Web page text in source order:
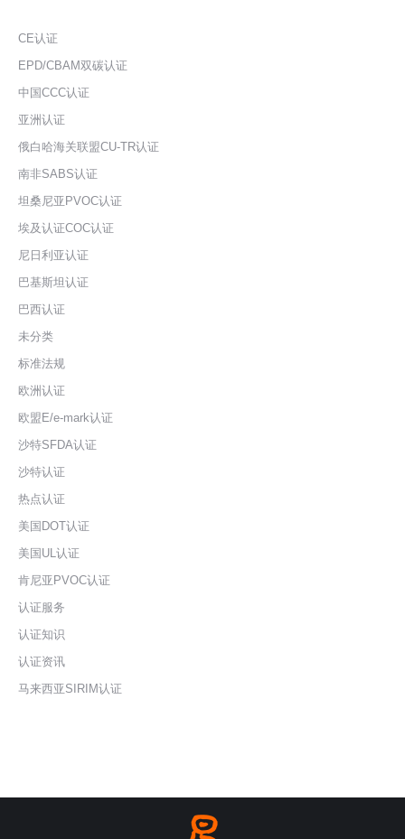
CE认证
EPD/CBAM双碳认证
中国CCC认证
亚洲认证
俄白哈海关联盟CU-TR认证
南非SABS认证
坦桑尼亚PVOC认证
埃及认证COC认证
尼日利亚认证
巴基斯坦认证
巴西认证
未分类
标准法规
欧洲认证
欧盟E/e-mark认证
沙特SFDA认证
沙特认证
热点认证
美国DOT认证
美国UL认证
肯尼亚PVOC认证
认证服务
认证知识
认证资讯
马来西亚SIRIM认证